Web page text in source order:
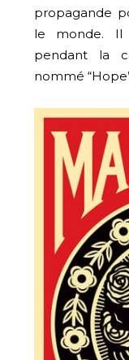
propagande
le monde. Il
pendant la
nommé